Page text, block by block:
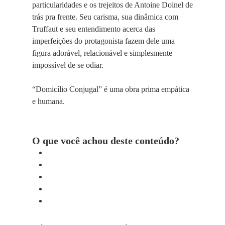
particularidades e os trejeitos de Antoine Doinel de
trás pra frente. Seu carisma, sua dinâmica com
Truffaut e seu entendimento acerca das
imperfeições do protagonista fazem dele uma
figura adorável, relacionável e simplesmente
impossível de se odiar.
“Domicílio Conjugal” é uma obra prima empática
e humana.
O que você achou deste conteúdo?